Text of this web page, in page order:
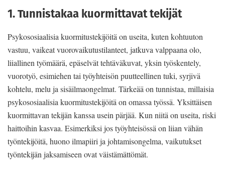
1. Tunnistakaa kuormittavat tekijät
Psykososiaalisia kuormitustekijöitä on useita, kuten kohtuuton
vastuu, vaikeat vuorovaikutustilanteet, jatkuva valppaana olo,
liiallinen työmäärä, epäselvät tehtäväkuvat, yksin työskentely,
vuorotyö, esimiehen tai työyhteisön puutteellinen tuki, syrjivä
kohtelu, melu ja sisäilmaongelmat. Tärkeää on tunnistaa, millaisia
psykososiaalisia kuormitustekijöitä on omassa työssä. Yksittäisen
kuormittavan tekijän kanssa usein pärjää. Kun niitä on useita, riski
haittoihin kasvaa. Esimerkiksi jos työyhteisössä on liian vähän
työntekijöitä, huono ilmapiiri ja johtamisongelma, vaikutukset
työntekijän jaksamiseen ovat väistämättömät.